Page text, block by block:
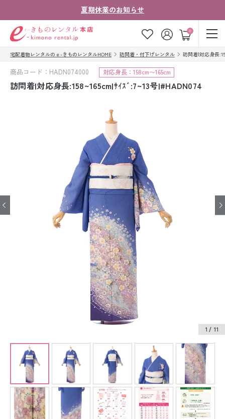
夏期休業のお知らせ
0
ゲスト
お気に入り ログイン カート
ご注文の流れ
法人・グループの
お客様はこちら
着物の種類から探す
七五三レンタル
ジュニア着物レンタル
ジュニア洋装レンタル
ベビー洋装レンタル
宅配着物レンタルのｅ-きものレンタルHOME 訪問着・付下げレンタル 訪問着|対応身長
商品コード：HADN074000 対応身長：158cm〜165cm
訪問着|対応身長:158~165cm|ｻｲｽﾞ:7~13号|#HADN074
1 / 11